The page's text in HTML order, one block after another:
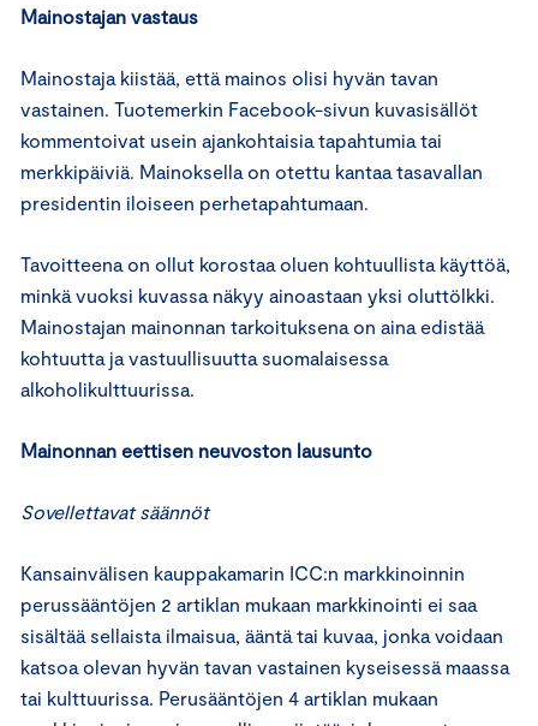
Mainostajan vastaus
Mainostaja kiistää, että mainos olisi hyvän tavan
vastainen. Tuotemerkin Facebook-sivun kuvasisällöt
kommentoivat usein ajankohtaisia tapahtumia tai
merkkipäiviä. Mainoksella on otettu kantaa tasavallan
presidentin iloiseen perhetapahtumaan.
Tavoitteena on ollut korostaa oluen kohtuullista käyttöä,
minkä vuoksi kuvassa näkyy ainoastaan yksi oluttölkki.
Mainostajan mainonnan tarkoituksena on aina edistää
kohtuutta ja vastuullisuutta suomalaisessa
alkoholikulttuurissa.
Mainonnan eettisen neuvoston lausunto
Sovellettavat säännöt
Kansainvälisen kauppakamarin ICC:n markkinoinnin
perussääntöjen 2 artiklan mukaan markkinointi ei saa
sisältää sellaista ilmaisua, ääntä tai kuvaa, jonka voidaan
katsoa olevan hyvän tavan vastainen kyseisessä maassa
tai kulttuurissa. Perusääntöjen 4 artiklan mukaan